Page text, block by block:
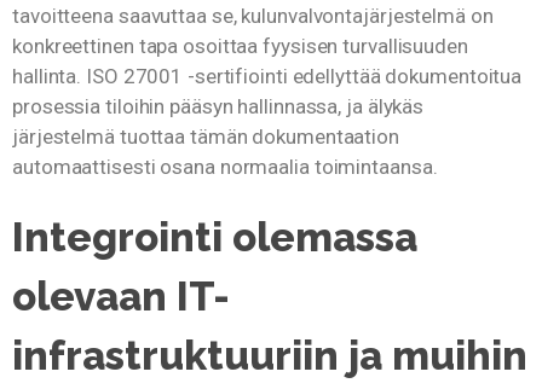
tavoitteena saavuttaa se, kulunvalvontajärjestelmä on
konkreettinen tapa osoittaa fyysisen turvallisuuden
hallinta. ISO 27001 -sertifiointi edellyttää dokumentoitua
prosessia tiloihin pääsyn hallinnassa, ja älykäs
järjestelmä tuottaa tämän dokumentaation
automaattisesti osana normaalia toimintaansa.
Integrointi olemassa
olevaan IT-
infrastruktuuriin ja muihin